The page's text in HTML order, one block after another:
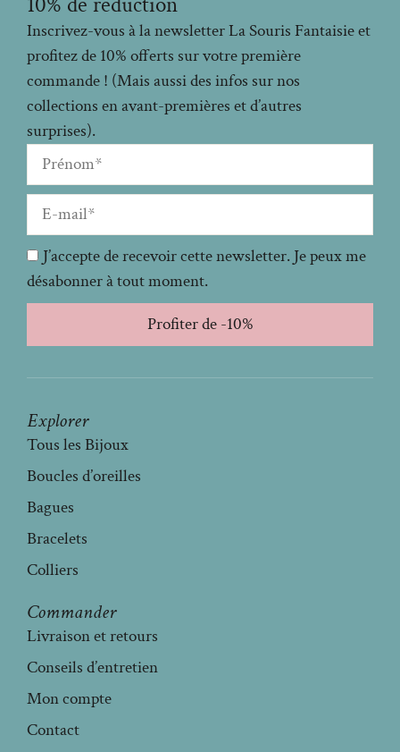
Inscrivez-vous à la newsletter La Souris Fantaisie et
profitez de 10% offerts sur votre première
commande ! (Mais aussi des infos sur nos
collections en avant-premières et d’autres
surprises).
J’accepte de recevoir cette newsletter. Je peux me
désabonner à tout moment.
Profiter de -10%
Explorer
Tous les Bijoux
Boucles d’oreilles
Bagues
Bracelets
Colliers
Commander
Livraison et retours
Conseils d’entretien
Mon compte
Contact